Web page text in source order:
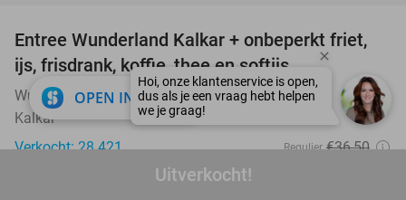
Uitverkocht!
32%
Entree Wunderland Kalkar + onbeperkt friet,
ijs, frisdrank, koffie, thee en softijs
Wunderland Kalkar 8.9star
Kalkar
Verkocht: 28.421
Regulier €36,50
OPEN IN APP close